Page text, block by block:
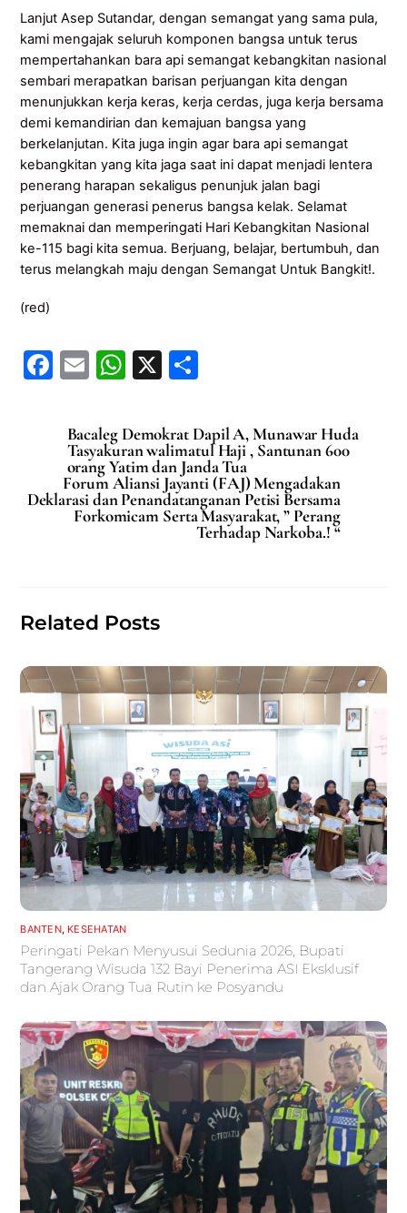
Lanjut Asep Sutandar, dengan semangat yang sama pula,
kami mengajak seluruh komponen bangsa untuk terus
mempertahankan bara api semangat kebangkitan nasional
sembari merapatkan barisan perjuangan kita dengan
menunjukkan kerja keras, kerja cerdas, juga kerja bersama
demi kemandirian dan kemajuan bangsa yang
berkelanjutan. Kita juga ingin agar bara api semangat
kebangkitan yang kita jaga saat ini dapat menjadi lentera
penerang harapan sekaligus penunjuk jalan bagi
perjuangan generasi penerus bangsa kelak. Selamat
memaknai dan memperingati Hari Kebangkitan Nasional
ke-115 bagi kita semua. Berjuang, belajar, bertumbuh, dan
terus melangkah maju dengan Semangat Untuk Bangkit!.
(red)
F
c
e
b
o
E
ai
l
W
at
s
A
p
X
ar
e
Bacaleg Demokrat Dapil A, Munawar Huda
Tasyakuran walimatul Haji , Santunan 600
orang Yatim dan Janda Tua
Forum Aliansi Jayanti (FAJ) Mengadakan
Deklarasi dan Penandatanganan Petisi Bersama
Forkomicam Serta Masyarakat, ” Perang
Terhadap Narkoba.! “
Related Posts
BANTEN, KESEHATAN
Peringati Pekan Menyusui Sedunia 2026, Bupati
Tangerang Wisuda 132 Bayi Penerima ASI Eksklusif
dan Ajak Orang Tua Rutin ke Posyandu